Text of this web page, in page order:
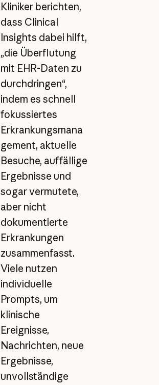
Kliniker berichten,
dass Clinical
Insights dabei hilft,
„die Überflutung
mit EHR-Daten zu
durchdringen“,
indem es schnell
fokussiertes
Erkrankungsmana
gement, aktuelle
Besuche, auffällige
Ergebnisse und
sogar vermutete,
aber nicht
dokumentierte
Erkrankungen
zusammenfasst.
Viele nutzen
individuelle
Prompts, um
klinische
Ereignisse,
Nachrichten, neue
Ergebnisse,
unvollständige